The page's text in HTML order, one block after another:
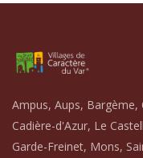
Ampus, Aups, Bargème,
Cadière-d'Azur, Le
Garde-Freinet, Mons,